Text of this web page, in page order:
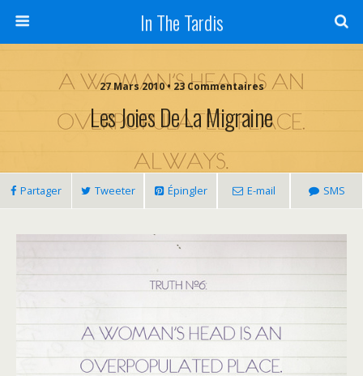
In The Tardis
27 Mars 2010 • 23 Commentaires
Les Joies De La Migraine
Partager Tweeter Épingler E-mail SMS